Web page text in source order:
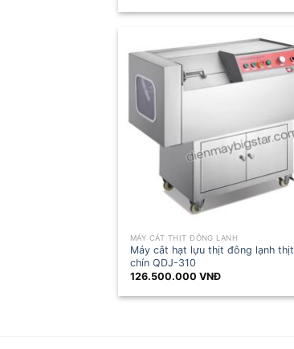
MÁY CẮT THỊT ĐÔNG LẠNH
Máy cắt hạt lựu thịt đông lạnh thịt
chín QDJ-310
126.500.000 VNĐ